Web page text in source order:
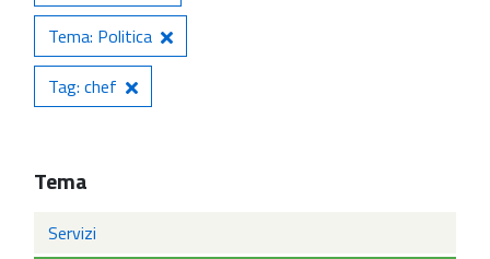
Tema: Politica
Tag: chef
Tema
Servizi